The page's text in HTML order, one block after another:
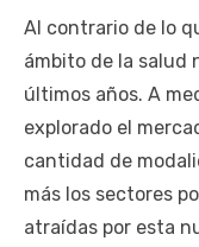
Al contrario de lo
ámbito de la salud
últimos años. A
explorado el
cantidad de
más los sectores
atraídas por esta